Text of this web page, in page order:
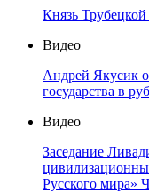
Князь
Видео
Андрей Якусик
государства в
Видео
Заседание
Русского мира»